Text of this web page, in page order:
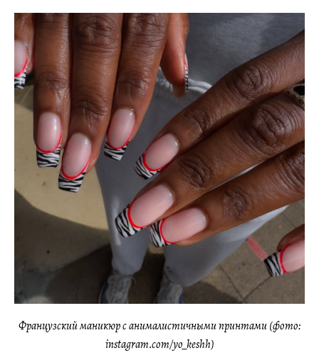
Французский маникюр с анималистичными принтами (фото:
instagram.com/yo_keshh)